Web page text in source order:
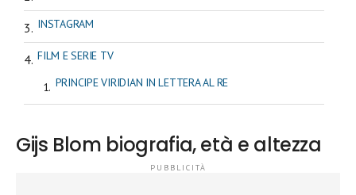
INSTAGRAM
FILM E SERIE TV
PRINCIPE VIRIDIAN IN LETTERA AL RE
Gijs Blom biografia, età e altezza